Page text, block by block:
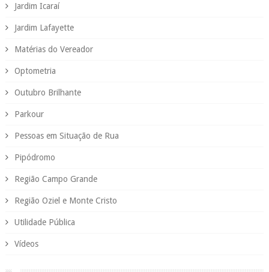
Jardim Icaraí
Jardim Lafayette
Matérias do Vereador
Optometria
Outubro Brilhante
Parkour
Pessoas em Situação de Rua
Pipódromo
Região Campo Grande
Região Oziel e Monte Cristo
Utilidade Pública
Vídeos